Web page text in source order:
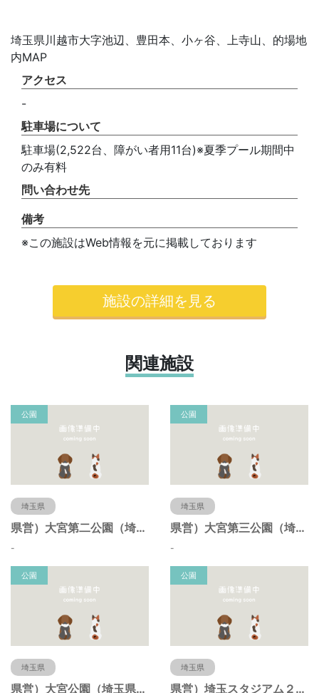
埼玉県川越市大字池辺、豊田本、小ヶ谷、上寺山、的場地
内MAP
アクセス
-
駐車場について
駐車場(2,522台、障がい者用11台)※夏季プール期間中
のみ有料
問い合わせ先
備考
※この施設はWeb情報を元に掲載しております
施設の詳細を見る
関連施設
公園
埼玉県
県営）大宮第二公園（埼玉県さいたま市）
-
公園
埼玉県
県営）大宮第三公園（埼玉県さいたま市）
-
公園
埼玉県
県営）大宮公園（埼玉県さいたま市）
公園
埼玉県
県営）埼玉スタジアム２００２公園（埼玉県さいたま市）